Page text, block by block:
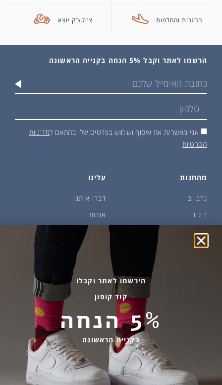
החזרות והחלפות צ’יקצ’ק יוצא
מהחנות
גרביים
ביגוד
שמן זית ודבש
פקעות ובצלים
עלינו
דברו איתנו
אודות
איפה קונים?
הבלוג של יודפת
החלפות והחזרות
אספקה ומשלוחים
הצהרת נגישות
שירות לקוחות
בהודעות ווטסאפ בלבד
058-7477780
contact@yodfat.shop
ימים א׳-ה׳,9:00-13:00
הרשמו לאתר וקבל 5% הנחה בקנייה הראשונה
אני מאשר/ת את איסוף ושימוש בפרטים שלי בהתאם למדיניות
הפרטיות
הירשמו לאתר וקבלו
קוד קופון
5% הנחה
בקנייה הראשונה